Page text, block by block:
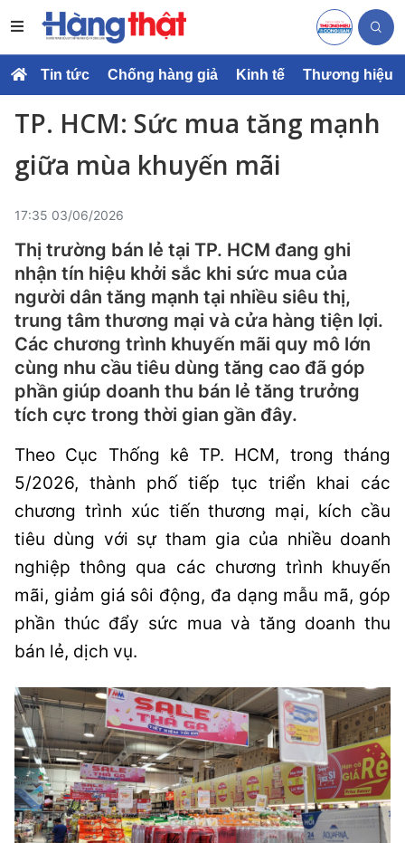
Tin tức Chống hàng giả Kinh tế Thương hiệu
TP. HCM: Sức mua tăng mạnh
giữa mùa khuyến mãi
17:35 03/06/2026
Thị trường bán lẻ tại TP. HCM đang ghi
nhận tín hiệu khởi sắc khi sức mua của
người dân tăng mạnh tại nhiều siêu thị,
trung tâm thương mại và cửa hàng tiện lợi.
Các chương trình khuyến mãi quy mô lớn
cùng nhu cầu tiêu dùng tăng cao đã góp
phần giúp doanh thu bán lẻ tăng trưởng
tích cực trong thời gian gần đây.
Theo Cục Thống kê TP. HCM, trong tháng
5/2026, thành phố tiếp tục triển khai các
chương trình xúc tiến thương mại, kích cầu
tiêu dùng với sự tham gia của nhiều doanh
nghiệp thông qua các chương trình khuyến
mãi, giảm giá sôi động, đa dạng mẫu mã, góp
phần thúc đẩy sức mua và tăng doanh thu
bán lẻ, dịch vụ.